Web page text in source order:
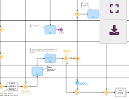
4. Elaborar
normas e
da gestão de
processos
Precisa submeter
os documentos
para Reitoria?
02. Para
despacho
Elaboração de
Documentos
A publicação foi
administrativo?
É necessário
publicar no
Boletim de
Serviço?
5. Publicar no
Portal de
Processos
Aguardar
publicação do
boletim de serviço
guias, manuais,
check-list, entre outros
Análise e
aprovação dos
https://processos.unila.edu.br/subprocessos/0
7-012-001-092020-elaboracao-de-portarias-
proplan
Para deliberação
Para publicizar
o documento
Sim
Não
SIPAC
Não
Sim
administrativo